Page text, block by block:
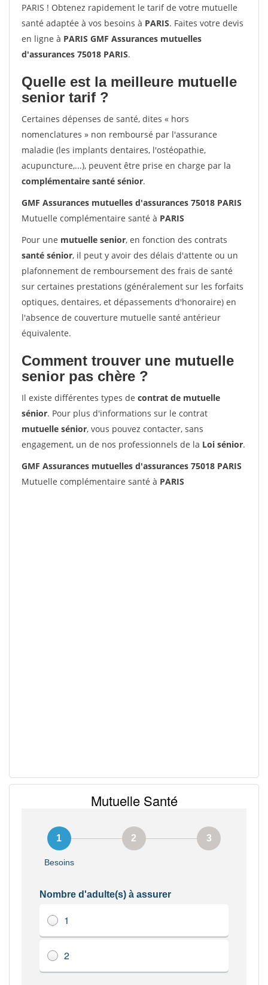
PARIS ! Obtenez rapidement le tarif de votre mutuelle
santé adaptée à vos besoins à PARIS. Faites votre devis
en ligne à PARIS GMF Assurances mutuelles
d'assurances 75018 PARIS.
Quelle est la meilleure mutuelle
senior tarif ?
Certaines dépenses de santé, dites « hors
nomenclatures » non remboursé par l'assurance
maladie (les implants dentaires, l'ostéopathie,
acupuncture,...), peuvent être prise en charge par la
complémentaire santé sénior.
GMF Assurances mutuelles d'assurances 75018 PARIS
Mutuelle complémentaire santé à PARIS
Pour une mutuelle senior, en fonction des contrats
santé sénior, il peut y avoir des délais d'attente ou un
plafonnement de remboursement des frais de santé
sur certaines prestations (généralement sur les forfaits
optiques, dentaires, et dépassements d'honoraire) en
l'absence de couverture mutuelle santé antérieur
équivalente.
Comment trouver une mutuelle
senior pas chère ?
Il existe différentes types de contrat de mutuelle
sénior. Pour plus d'informations sur le contrat
mutuelle sénior, vous pouvez contacter, sans
engagement, un de nos professionnels de la Loi sénior.
GMF Assurances mutuelles d'assurances 75018 PARIS
Mutuelle complémentaire santé à PARIS